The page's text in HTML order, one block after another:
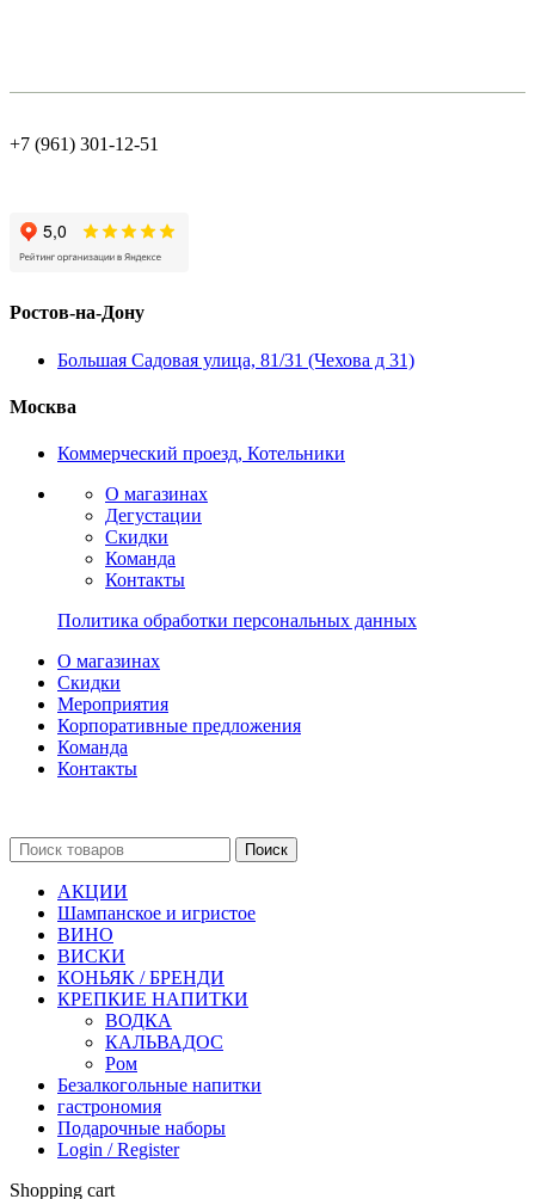
+7 (961) 301-12-51
Ростов-на-Дону
Большая Садовая улица, 81/31 (Чехова д 31)
Москва
Коммерческий проезд, Котельники
О магазинах
Дегустации
Скидки
Команда
Контакты
Политика обработки персональных данных
О магазинах
Скидки
Мероприятия
Корпоративные предложения
Команда
Контакты
Поиск
АКЦИИ
Шампанское и игристое
ВИНО
ВИСКИ
КОНЬЯК / БРЕНДИ
КРЕПКИЕ НАПИТКИ
ВОДКА
КАЛЬВАДОС
Ром
Безалкогольные напитки
гастрономия
Подарочные наборы
Login / Register
Shopping cart